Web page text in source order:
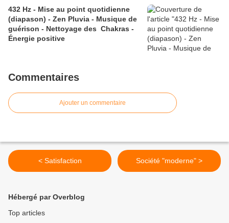
432 Hz - Mise au point quotidienne
(diapason) - Zen Pluvia - Musique de
guérison - Nettoyage des Chakras -
Énergie positive
Commentaires
Ajouter un commentaire
< Satisfaction Société "moderne" >
Hébergé par Overblog
Top articles